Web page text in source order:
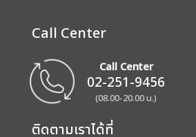
Call Center
Call Center
02-251-9456
(08.00-20.00 น.)
ติดตามเราได้ที่